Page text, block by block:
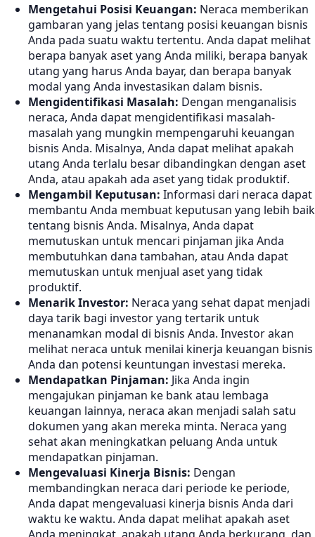
Mengetahui Posisi Keuangan: Neraca memberikan
gambaran yang jelas tentang posisi keuangan bisnis
Anda pada suatu waktu tertentu. Anda dapat melihat
berapa banyak aset yang Anda miliki, berapa banyak
utang yang harus Anda bayar, dan berapa banyak
modal yang Anda investasikan dalam bisnis.
Mengidentifikasi Masalah: Dengan menganalisis
neraca, Anda dapat mengidentifikasi masalah-
masalah yang mungkin mempengaruhi keuangan
bisnis Anda. Misalnya, Anda dapat melihat apakah
utang Anda terlalu besar dibandingkan dengan aset
Anda, atau apakah ada aset yang tidak produktif.
Mengambil Keputusan: Informasi dari neraca dapat
membantu Anda membuat keputusan yang lebih baik
tentang bisnis Anda. Misalnya, Anda dapat
memutuskan untuk mencari pinjaman jika Anda
membutuhkan dana tambahan, atau Anda dapat
memutuskan untuk menjual aset yang tidak
produktif.
Menarik Investor: Neraca yang sehat dapat menjadi
daya tarik bagi investor yang tertarik untuk
menanamkan modal di bisnis Anda. Investor akan
melihat neraca untuk menilai kinerja keuangan bisnis
Anda dan potensi keuntungan investasi mereka.
Mendapatkan Pinjaman: Jika Anda ingin
mengajukan pinjaman ke bank atau lembaga
keuangan lainnya, neraca akan menjadi salah satu
dokumen yang akan mereka minta. Neraca yang
sehat akan meningkatkan peluang Anda untuk
mendapatkan pinjaman.
Mengevaluasi Kinerja Bisnis: Dengan
membandingkan neraca dari periode ke periode,
Anda dapat mengevaluasi kinerja bisnis Anda dari
waktu ke waktu. Anda dapat melihat apakah aset